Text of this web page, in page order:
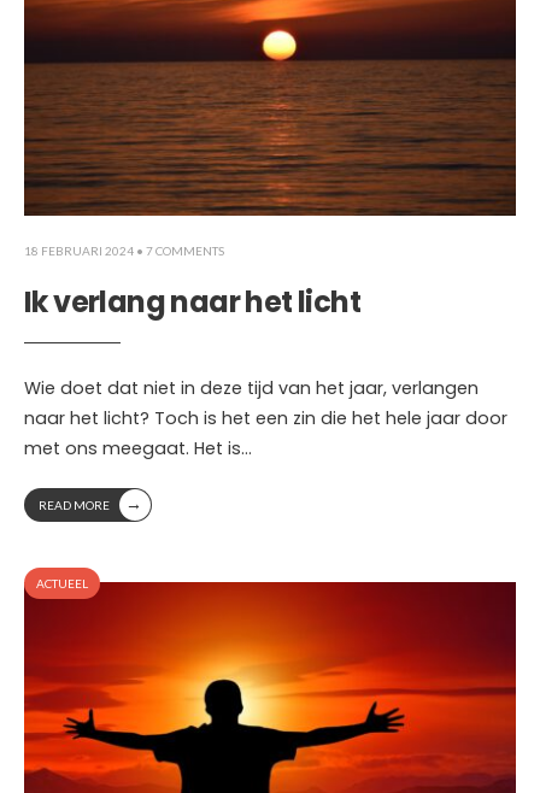
18 FEBRUARI 2024 • 7 COMMENTS
Ik verlang naar het licht
Wie doet dat niet in deze tijd van het jaar, verlangen
naar het licht? Toch is het een zin die het hele jaar door
met ons meegaat. Het is...
READ MORE →
ACTUEEL